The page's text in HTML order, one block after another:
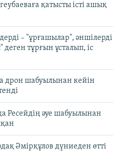
қатысты істі ашық
– "ұрғашылар", әншілерді
тұрғын ұсталып, іс
дрон шабуылынан кейін
Ресейдің әуе шабуылынан
Әмірқұлов дүниеден өтті